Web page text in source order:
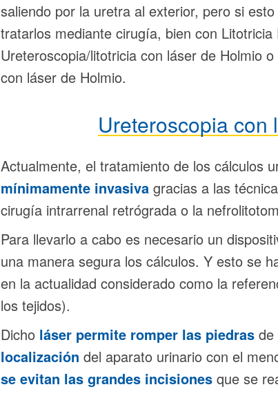
saliendo por la uretra al exterior, pero si
tratarlos mediante cirugía, bien con
Ureteroscopia/litotricia con láser de Holmio
con láser de Holmio.
Ureteroscopia con
Actualmente, el tratamiento de los cálculos
mínimamente invasivagracias a las
cirugía intrarrenal retrógrada o la
Para llevarlo a cabo es necesario un
una manera segura los cálculos. Y esto se
en la actualidad considerado como la
los tejidos).
Dicho láser permite romper las piedrasde
localización del aparato urinario con el
se evitan las grandes incisionesque se